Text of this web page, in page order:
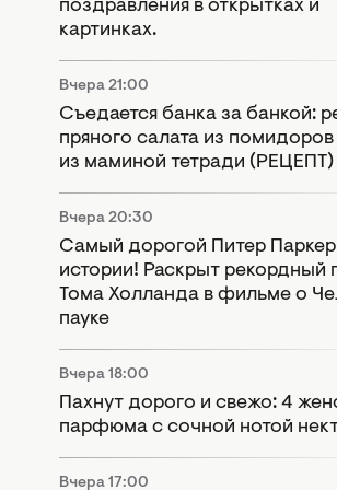
поздравления в открытках и
картинках.
Вчера 21:00
Съедается банка за банкой:
пряного салата из
из маминой тетради (РЕЦЕПТ)
Вчера 20:30
Самый дорогой Питер Паркер
истории! Раскрыт рекордный
Тома Холланда в фильме о
пауке
Вчера 18:00
Пахнут дорого и свежо: 4
парфюма с сочной нотой
Вчера 17:00